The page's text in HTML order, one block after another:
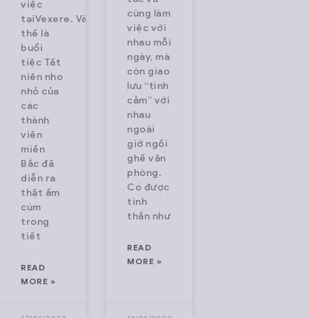
việc
tạiVexere. Và
thế là
buổi
tiệc Tất
niên nho
nhỏ của
các
thành
viên
miền
Bắc đã
diễn ra
thật ấm
cúm
trong
tiết
READ
MORE »
cùng làm
việc với
nhau mỗi
ngày, mà
còn giao
lưu “tình
cảm” với
nhau
ngoài
giờ ngồi
ghế văn
phòng.
Có được
tinh
thần như
READ
MORE »